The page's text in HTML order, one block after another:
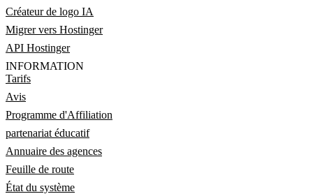
Créateur de logo IA
Migrer vers Hostinger
API Hostinger
INFORMATION
Tarifs
Avis
Programme d'Affiliation
partenariat éducatif
Annuaire des agences
Feuille de route
État du système